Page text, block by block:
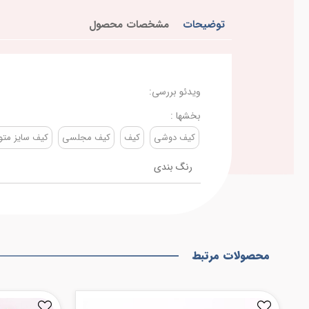
توضیحات مشخصات محصول
ویدئو بررسی:
بخشها :
کیف دوشی کیف کیف مجلسی کیف سایز
رنگ بندی
محصولات مرتبط